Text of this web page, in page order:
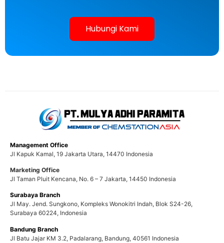
Hubungi Kami
Management Office
Jl Kapuk Kamal, 19 Jakarta Utara, 14470 Indonesia
Marketing Office
Jl Taman Pluit Kencana, No. 6 – 7 Jakarta, 14450 Indonesia
Surabaya Branch
Jl May. Jend. Sungkono, Kompleks Wonokitri Indah, Blok S24-26,
Surabaya 60224, Indonesia
Bandung Branch
Jl Batu Jajar KM 3.2, Padalarang, Bandung, 40561 Indonesia